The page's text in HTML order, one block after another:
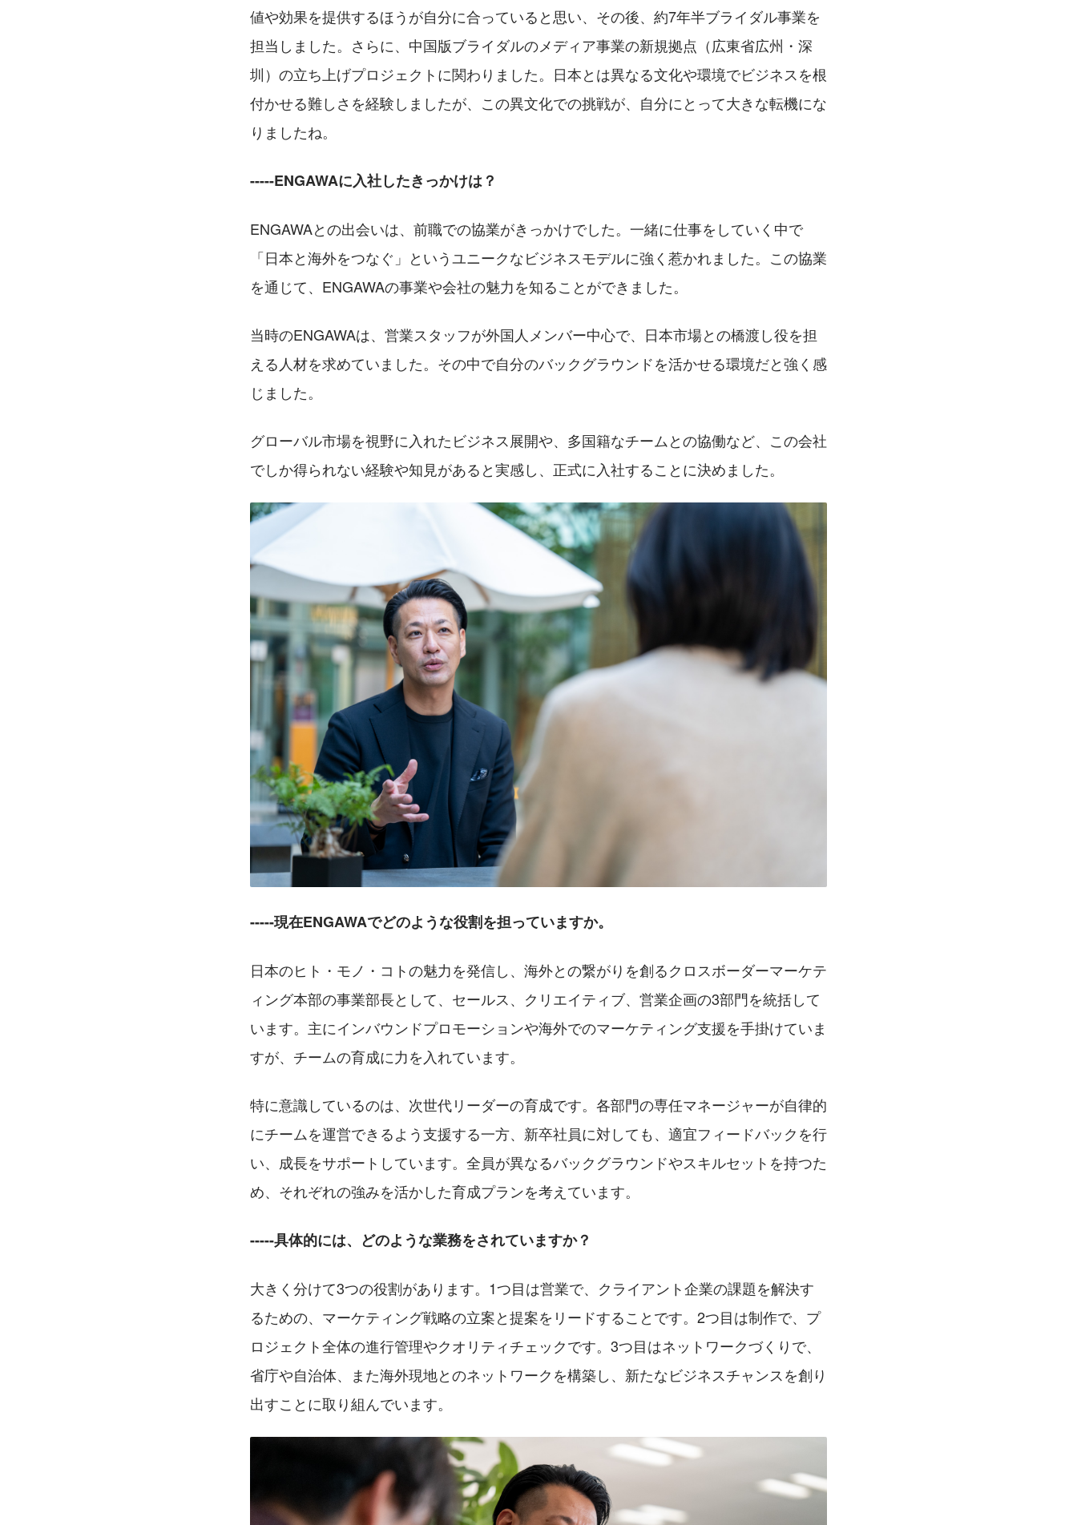
値や効果を提供するほうが自分に合っていると思い、その後、約7年半ブライダル事業を
担当しました。さらに、中国版ブライダルのメディア事業の新規拠点（広東省広州・深
圳）の立ち上げプロジェクトに関わりました。日本とは異なる文化や環境でビジネスを根
付かせる難しさを経験しましたが、この異文化での挑戦が、自分にとって大きな転機にな
りましたね。
-----ENGAWAに入社したきっかけは？
ENGAWAとの出会いは、前職での協業がきっかけでした。一緒に仕事をしていく中で
「日本と海外をつなぐ」というユニークなビジネスモデルに強く惹かれました。この協業
を通じて、ENGAWAの事業や会社の魅力を知ることができました。
当時のENGAWAは、営業スタッフが外国人メンバー中心で、日本市場との橋渡し役を担
える人材を求めていました。その中で自分のバックグラウンドを活かせる環境だと強く感
じました。
グローバル市場を視野に入れたビジネス展開や、多国籍なチームとの協働など、この会社
でしか得られない経験や知見があると実感し、正式に入社することに決めました。
-----現在ENGAWAでどのような役割を担っていますか。
日本のヒト・モノ・コトの魅力を発信し、海外との繋がりを創るクロスボーダーマーケテ
ィング本部の事業部長として、セールス、クリエイティブ、営業企画の3部門を統括して
います。主にインバウンドプロモーションや海外でのマーケティング支援を手掛けていま
すが、チームの育成に力を入れています。
特に意識しているのは、次世代リーダーの育成です。各部門の専任マネージャーが自律的
にチームを運営できるよう支援する一方、新卒社員に対しても、適宜フィードバックを行
い、成長をサポートしています。全員が異なるバックグラウンドやスキルセットを持つた
め、それぞれの強みを活かした育成プランを考えています。
-----具体的には、どのような業務をされていますか？
大きく分けて3つの役割があります。1つ目は営業で、クライアント企業の課題を解決す
るための、マーケティング戦略の立案と提案をリードすることです。2つ目は制作で、プ
ロジェクト全体の進行管理やクオリティチェックです。3つ目はネットワークづくりで、
省庁や自治体、また海外現地とのネットワークを構築し、新たなビジネスチャンスを創り
出すことに取り組んでいます。